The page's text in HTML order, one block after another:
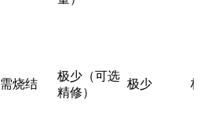
需烧结
极少（可选
精修）
极少